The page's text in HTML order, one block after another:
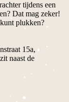
tijdens een
Dat mag zeker!
plukken?
15a,
naast de